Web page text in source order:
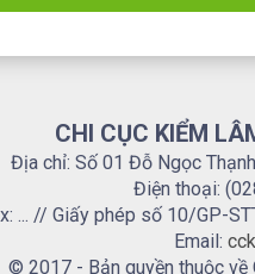
CHI CỤC KIỂM
Địa chỉ: Số 01 Đỗ Ngọc
Điện thoại:
... // Giấy phép số 10/GP-
Email:
© 2017 - Bản quyền thuộc về